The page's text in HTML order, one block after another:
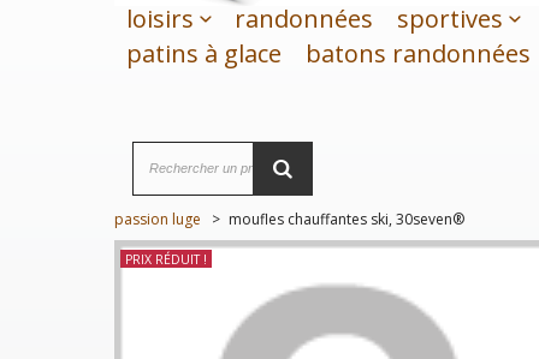
loisirs randonnées
sportives
patins à glace
batons randonnées
passion luge > moufles chauffantes ski, 30seven®
PRIX RÉDUIT !